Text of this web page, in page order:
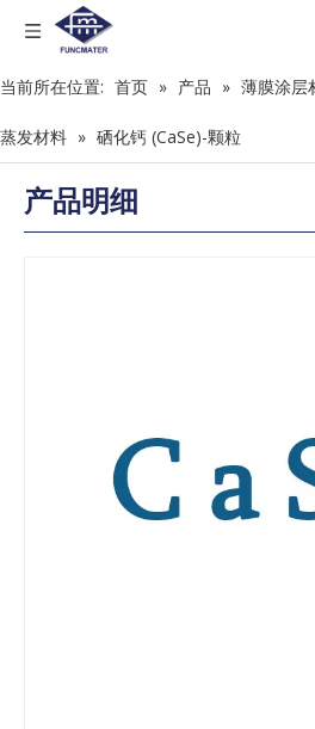
当前所在位置: 首页 » 产品 » 薄膜涂层
蒸发材料 » 硒化钙 (CaSe)-颗粒
产品明细